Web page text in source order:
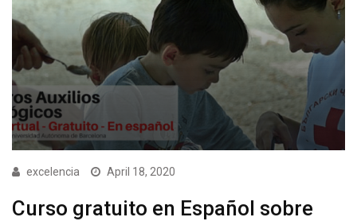
excelencia April 18, 2020
Curso gratuito en Español sobre